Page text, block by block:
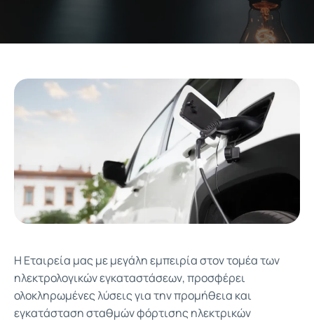
Η Εταιρεία μας με μεγάλη εμπειρία στον τομέα των
ηλεκτρολογικών εγκαταστάσεων, προσφέρει
ολοκληρωμένες λύσεις για την προμήθεια και
εγκατάσταση σταθμών φόρτισης ηλεκτρικών